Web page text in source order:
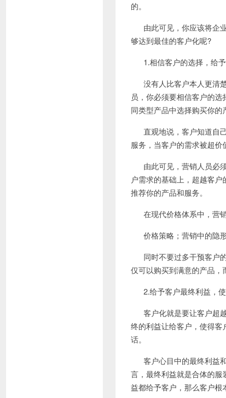
的。
由此可见，你应该将企
够达到最佳的客户化呢?
1.相信客户的选择，给
没有人比客户本人更清
员，你必须要相信客户的
同类型产品中选择购买你的
直观地说，客户知道自
服务，当客户的需求被超价
由此可见，营销人员必
户需求的基础上，超越客
推荐你的产品和服务。
在现代价格体系中，营
价格策略；营销中的隐
同时不要过多干预客户
仅可以购买到满意的产品，
2.给予客户最终利益，
客户化就是要让客户超
终的利益让给客户，使得
话。
客户心目中的最终利益
言，最终利益就是合体的
益都给予客户，那么客户根